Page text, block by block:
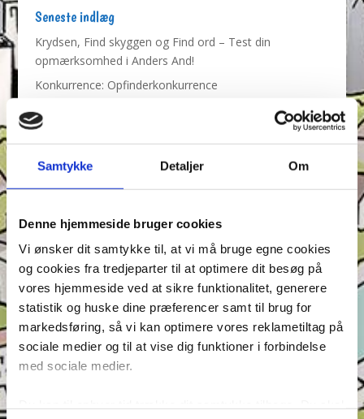
Samtykke Detaljer Om
Denne hjemmeside bruger cookies
Vi ønsker dit samtykke til, at vi må bruge egne cookies
og cookies fra tredjeparter til at optimere dit besøg på
vores hjemmeside ved at sikre funktionalitet, generere
statistik og huske dine præferencer samt til brug for
markedsføring, så vi kan optimere vores reklametiltag på
sociale medier og til at vise dig funktioner i forbindelse
med sociale medier.
Seneste indlæg
Krydsen, Find skyggen og Find ord – Test din
opmærksomhed i Anders And!
Konkurrence: Opfinderkonkurrence
Find ord & Sudoku – Test din opmærksomhed i Anders
And!
opmærksomhed i Anders And!
Find ord, Labyrint & Find 7 fejl – Test din
Tags
Andeby Andeby Posten Anders And
Anders And Co.
Anders Vildand
Bjørne-banden Bøger
Carl Barks
Dagens vittigheder
Don Rosa Du Gådeste
Fedtmule
Joakim von And
Skurkene
Tegnere
Tegnere og forfattere